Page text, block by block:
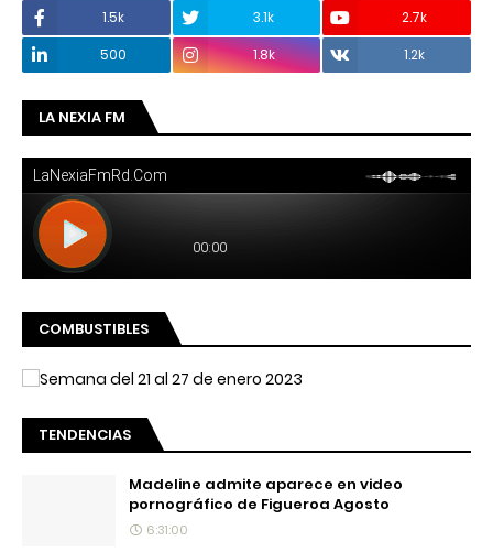
1.5k 3.1k
2.7k
500
1.8k 1.2k
LA NEXIA FM
COMBUSTIBLES
TENDENCIAS
Madeline admite aparece en video
pornográfico de Figueroa Agosto
6:31:00